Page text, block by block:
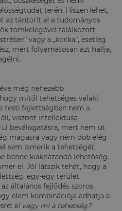
terén. Hiszen lehet,
az tántorít el a tudományos
tömkelegével találkozott
vagy a „kocka”, esetleg
mert folyamatosan azt hallja,
még nehezebb
mitől tehetséges valaki.
testi fejlettségben nem a
viszont intellektusa
beválogatásra, mert nem üt
magasra vagy nem dob elég
sem ismerik a tehetségét,
benne kiaknázandó lehetőség,
el. Jól látszik tehát, hogy a
egy-egy terület
általános fejlődés szoros
elem kombinációja adhatja a
ki vagy mi a tehetség?